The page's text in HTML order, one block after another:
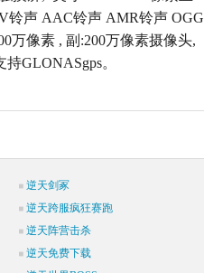
铃声 AAC铃声 AMR铃声 OGG
万像素 , 副:200万像素摄像头,
GLONASgps。
逆天剑冢
逆天跨服疯狂赛跑
逆天阵营击杀
逆天免费下载